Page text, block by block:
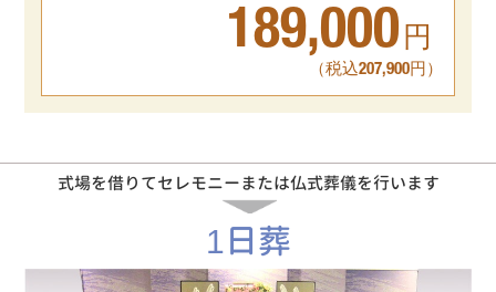
189,000 円
（税込207,900円）
式場を借りてセレモニーまたは仏式葬儀を行います
1日葬